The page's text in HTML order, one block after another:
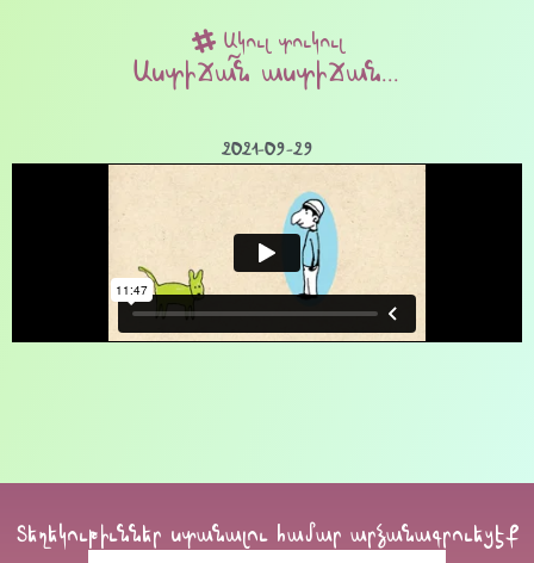
Ակուլ տուկուլ
Աստիճա՜ն աստիճան…
2021-09-29
Տեղեկութիւններ ստանալու համար արձանագրուեցէք